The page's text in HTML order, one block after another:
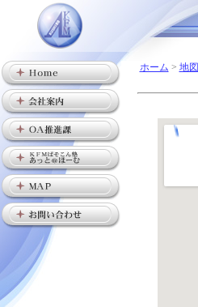
ホーム > 地図